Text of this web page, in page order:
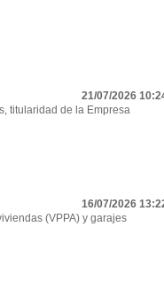
21/07/2026
titularidad de la Empresa
16/07/2026
(VPPA) y garajes